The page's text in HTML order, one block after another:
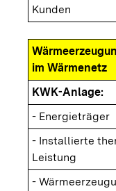
Kunden
im Wärmenetz
KWK-Anlage:
- Energieträger
- Installierte
Leistung
-